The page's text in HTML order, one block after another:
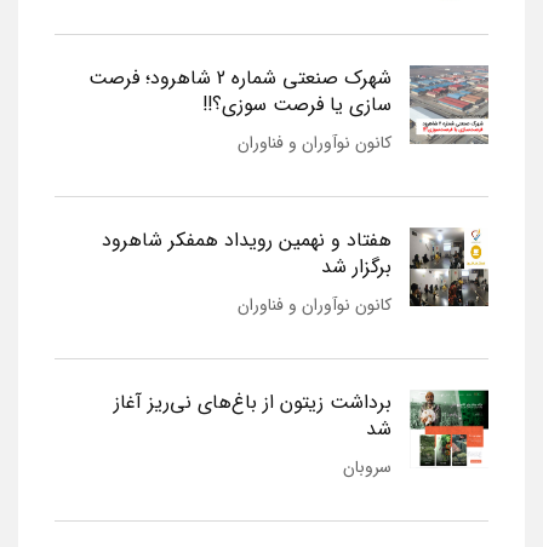
شهرک صنعتی شماره 2 شاهرود؛ فرصت
سازی یا فرصت سوزی؟!!
کانون نوآوران و فناوران
هفتاد و نهمین رویداد همفکر شاهرود
برگزار شد
کانون نوآوران و فناوران
برداشت زیتون از باغ‌های نی‌ریز آغاز
شد
سروبان